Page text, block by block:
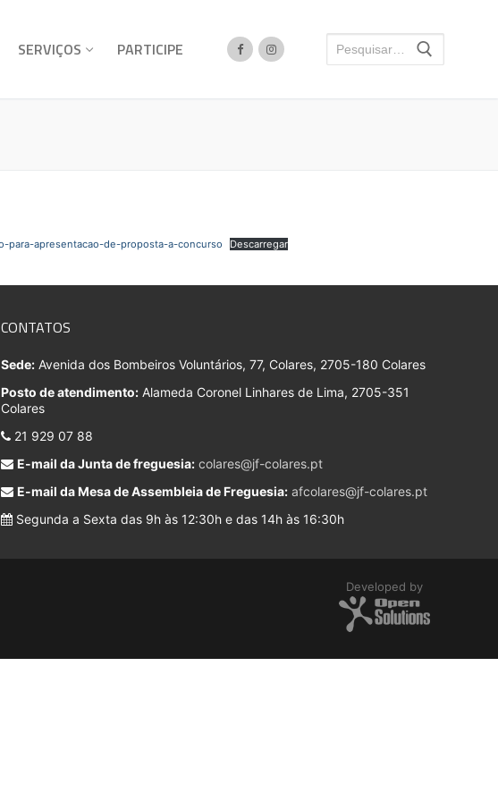
SERVIÇOS PARTICIPE
para-apresentacao-de-proposta-a-concurso Descarregar
CONTATOS
Sede:Avenida dos Bombeiros Voluntários, 77, Colares, 2705-180 Colares
Posto de atendimento:Alameda Coronel Linhares de Lima, 2705-351
Colares
21 929 07 88
E-mail da Junta de freguesia: colares@jf-colares.pt
E-mail da Mesa de Assembleia de Freguesia: afcolares@jf-colares.pt
Segunda a Sexta das 9h às 12:30h e das 14h às 16:30h
Developed by